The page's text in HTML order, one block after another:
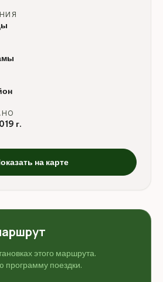
г.
на карте
этого маршрута.
программу поездки.